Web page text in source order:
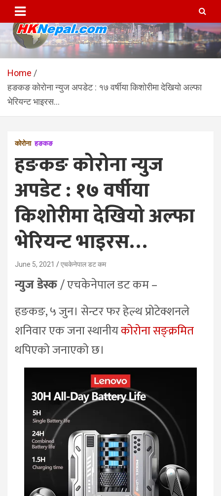
content
HKNepal.com – हङकङबाट
सञ्चालित पहिलो नेपाली अनलाईन
पत्रिका
hknepal, hknepal.com, hk nepal, hk nepal com
Home
हङकङ कोरोना न्युज अपडेट : १७ वर्षीया किशोरीमा देखियो अल्फा
भेरियन्ट भाइरस…
कोरोना हङकङ
हङकङ कोरोना न्युज
अपडेट : १७ वर्षीया
किशोरीमा देखियो अल्फा
भेरियन्ट भाइरस…
June 5, 2021 एचकेनेपाल डट कम
न्युज डेस्क/ एचकेनेपाल डट कम –
हङकङ, ५ जुन। सेन्टर फर हेल्थ प्रोटेक्शनले
शनिवार एक जना स्थानीयकोरोना सङ्क्रमित
थपिएको जनाएको छ।